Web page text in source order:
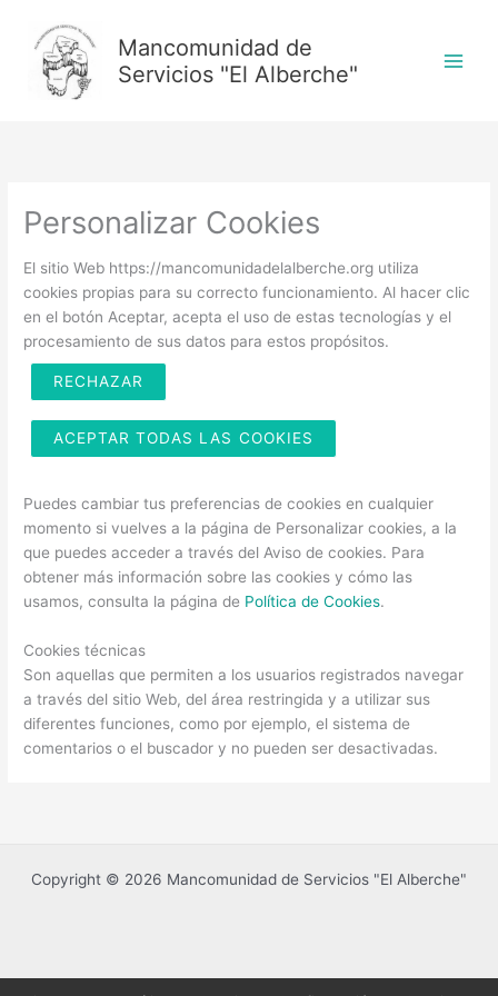
contenido
Mancomunidad de
Servicios "El Alberche"
Personalizar Cookies
El sitio Web https://mancomunidadelalberche.org utiliza
cookies propias para su correcto funcionamiento. Al hacer clic
en el botón Aceptar, acepta el uso de estas tecnologías y el
procesamiento de sus datos para estos propósitos.
RECHAZAR
ACEPTAR TODAS LAS COOKIES
Puedes cambiar tus preferencias de cookies en cualquier
momento si vuelves a la página de Personalizar cookies, a la
que puedes acceder a través del Aviso de cookies. Para
obtener más información sobre las cookies y cómo las
usamos, consulta la página de Política de Cookies.
Cookies técnicas
Son aquellas que permiten a los usuarios registrados navegar
a través del sitio Web, del área restringida y a utilizar sus
diferentes funciones, como por ejemplo, el sistema de
comentarios o el buscador y no pueden ser desactivadas.
Copyright © 2026 Mancomunidad de Servicios "El Alberche"